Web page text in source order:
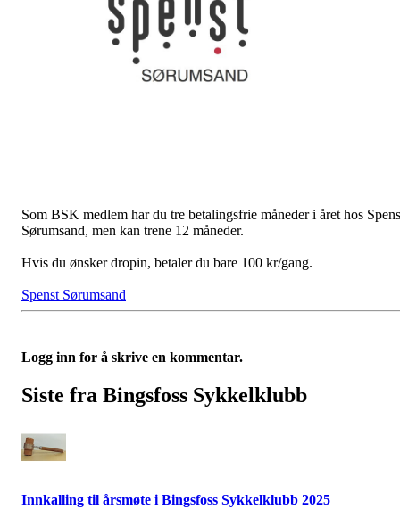
Som BSK medlem har du tre betalingsfrie måneder i året hos
Sørumsand, men kan trene 12 måneder.
Hvis du ønsker dropin, betaler du bare 100 kr/gang.
Spenst Sørumsand
Logg inn for å skrive en kommentar.
Siste fra Bingsfoss Sykkelklubb
Innkalling til årsmøte i Bingsfoss Sykkelklubb 2025